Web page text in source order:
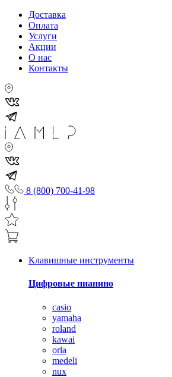
Доставка
Оплата
Услуги
Акции
О нас
Контакты
8 (800) 700-41-98
Клавишные инструменты
Цифровые пианино
casio
yamaha
roland
kawai
orla
medeli
nux